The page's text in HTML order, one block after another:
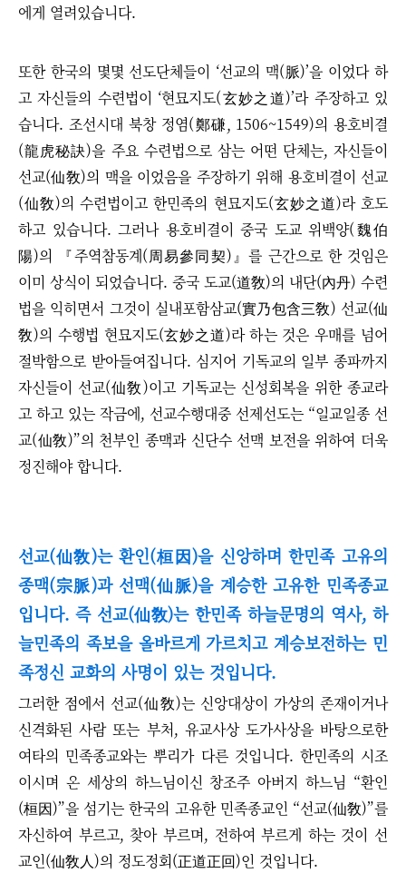
에게 열려있습니다.
또한 한국의 몇몇 선도단체들이 ‘선교의 맥(脈)’을 이었다 하
고 자신들의 수련법이 ‘현묘지도(玄妙之道)’라 주장하고 있
습니다. 조선시대 북창 정염(鄭磏, 1506~1549)의 용호비결
(龍虎秘訣)을 주요 수련법으로 삼는 어떤 단체는, 자신들이
선교(仙敎)의 맥을 이었음을 주장하기 위해 용호비결이 선교
(仙敎)의 수련법이고 한민족의 현묘지도(玄妙之道)라 호도
하고 있습니다. 그러나 용호비결이 중국 도교 위백양(魏伯
陽)의 『주역참동계(周易參同契)』를 근간으로 한 것임은
이미 상식이 되었습니다. 중국 도교(道敎)의 내단(內丹) 수련
법을 익히면서 그것이 실내포함삼교(實乃包含三敎) 선교(仙
敎)의 수행법 현묘지도(玄妙之道)라 하는 것은 우매를 넘어
절박함으로 받아들여집니다. 심지어 기독교의 일부 종파까지
자신들이 선교(仙敎)이고 기독교는 신성회복을 위한 종교라
고 하고 있는 작금에, 선교수행대중 선제선도는 “일교일종 선
교(仙敎)”의 천부인 종맥과 신단수 선맥 보전을 위하여 더욱
정진해야 합니다.
선교(仙敎)는 환인(桓因)을 신앙하며 한민족 고유의
종맥(宗脈)과 선맥(仙脈)을 계승한 고유한 민족종교
입니다. 즉 선교(仙敎)는 한민족 하늘문명의 역사, 하
늘민족의 족보을 올바르게 가르치고 계승보전하는 민
족정신 교화의 사명이 있는 것입니다.
그러한 점에서 선교(仙敎)는 신앙대상이 가상의 존재이거나
신격화된 사람 또는 부처, 유교사상 도가사상을 바탕으로한
여타의 민족종교와는 뿌리가 다른 것입니다. 한민족의 시조
이시며 온 세상의 하느님이신 창조주 아버지 하느님 “환인
(桓因)”을 섬기는 한국의 고유한 민족종교인 “선교(仙敎)”를
자신하여 부르고, 찾아 부르며, 전하여 부르게 하는 것이 선
교인(仙敎人)의 정도정회(正道正回)인 것입니다.